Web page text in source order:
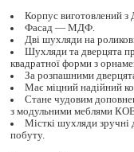
Корпус виготовлений
Фасад — МДФ.
Дві шухляди на
Шухляди та дверцята
квадратної форми з
За розпашними
Має міцний надійний
Стане чудовим
з модульними меблями
Місткі шухляди зручні
побуту.